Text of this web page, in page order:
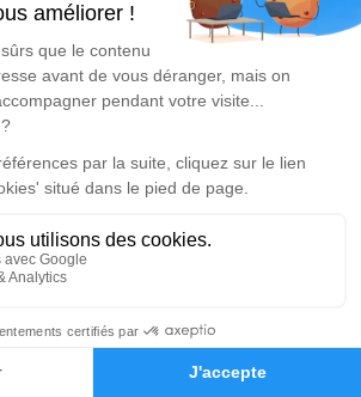
Hommages
d’arbre hommage estdisponible
décembre 2021 à 14h30
les-Caves